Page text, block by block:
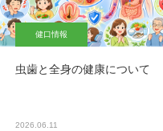
健口情報
虫歯と全身の健康について
2026.06.11